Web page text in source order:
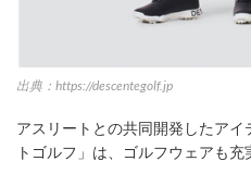
出典：https://descentegolf.jp
アスリートとの共同開発したア
トゴルフ」は、ゴルフウェアも充